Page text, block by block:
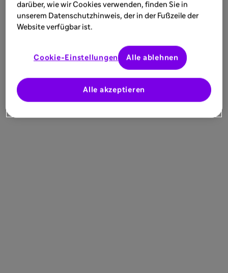
darüber, wie wir Cookies verwenden, finden Sie in
unserem Datenschutzhinweis, der in der Fußzeile der
Website verfügbar ist.
Cookie-Einstellungen
Alle akzeptieren
Alle ablehnen